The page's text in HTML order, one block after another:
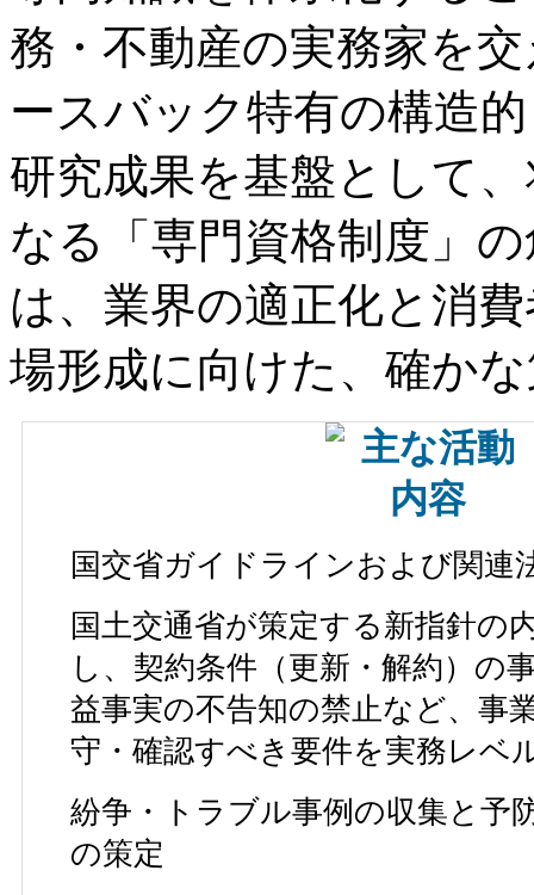
務・不動産の実務家を
ースバック特有の構造
研究成果を基盤として
なる「専門資格制度」
は、業界の適正化と消
場形成に向けた、確か
国交省ガイドラインおよび関連
国土交通省が策定する新指針の
し、契約条件（更新・解約）の
益事実の不告知の禁止など、事
守・確認すべき要件を実務レベ
紛争・トラブル事例の収集と予
の策定